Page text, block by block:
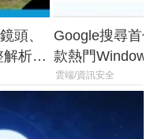
頭、
析，
Google搜尋首
款熱門
機
雲端/資訊安全